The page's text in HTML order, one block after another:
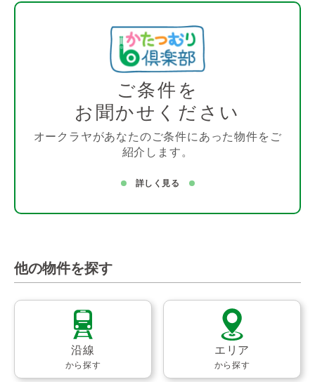
ご条件を
お聞かせください
オークラヤがあなたのご条件にあった物件をご
紹介します。
詳しく見る
他の物件を探す
沿線
から探す
エリア
から探す